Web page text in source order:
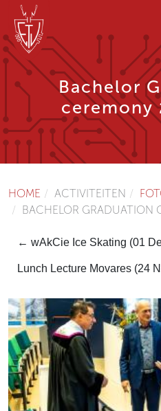
Bachelor
ceremony
HOME ACTIVITEITEN
BACHELOR GRADUATION
← wAkCie Ice Skating (01
Lunch Lecture Movares (24